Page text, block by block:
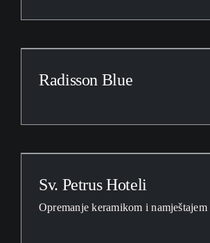
Radisson Blue
Sv. Petrus Hoteli
Opremanje keramikom i namještajem